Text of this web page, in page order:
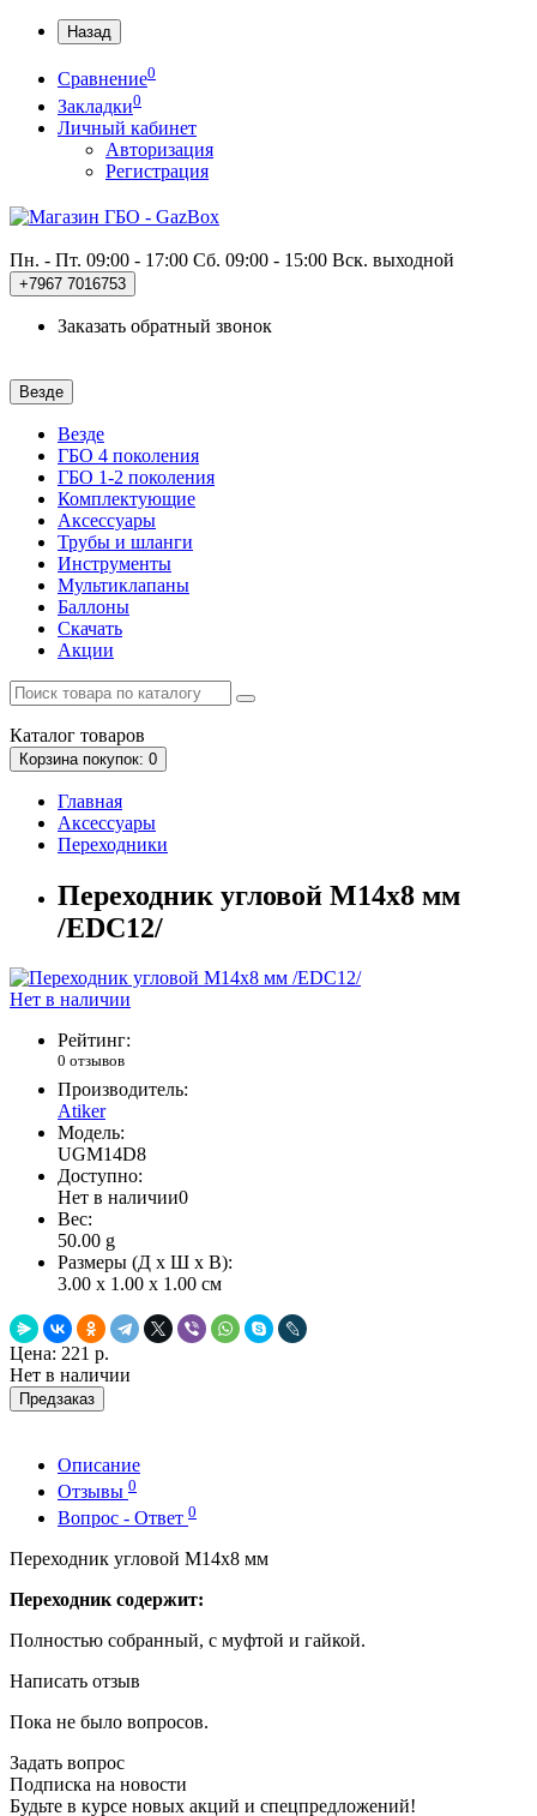
Назад
Сравнение0
Закладки0
Личный кабинет
Авторизация
Регистрация
Пн. - Пт. 09:00 - 17:00 Сб. 09:00 - 15:00 Вск. выходной
+7967 7016753
Заказать обратный звонок
Везде
Везде
ГБО 4 поколения
ГБО 1-2 поколения
Комплектующие
Аксессуары
Трубы и шланги
Инструменты
Мультиклапаны
Баллоны
Скачать
Акции
Каталог товаров
Корзина покупок: 0
Главная
Аксессуары
Переходники
Переходник угловой M14х8 мм
/EDC12/
Нет в наличии
Рейтинг:
0 отзывов
Производитель:
Atiker
Модель:
UGM14D8
Доступно:
Нет в наличии0
Вес:
50.00 g
Размеры (Д x Ш x В):
3.00 x 1.00 x 1.00 см
Цена: 221 р.
Нет в наличии
Предзаказ
Описание
Отзывы 0
Вопрос - Ответ 0
Переходник угловой M14х8 мм
Переходник содержит:
Полностью собранный, с муфтой и гайкой.
Написать отзыв
Пока не было вопросов.
Задать вопрос
Подписка на новости
Будьте в курсе новых акций и спецпредложений!